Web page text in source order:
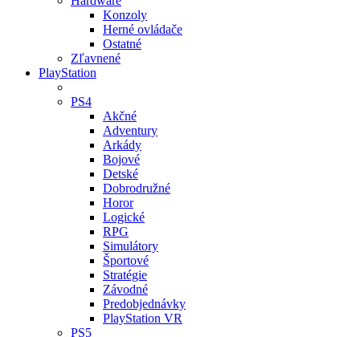
Konzoly
Herné ovládače
Ostatné
Zľavnené
PlayStation
PS4
Akčné
Adventury
Arkády
Bojové
Detské
Dobrodružné
Horor
Logické
RPG
Simulátory
Športové
Stratégie
Závodné
Predobjednávky
PlayStation VR
PS5